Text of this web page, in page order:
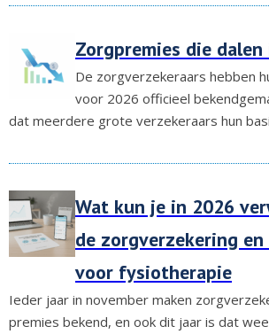
Zorgpremies die
De zorgverzekeraars hebben
voor 2026 officieel
dat meerdere grote verzekeraars hun
Wat kun je in 2026
de zorgverzekering
voor fysiotherapie
Ieder jaar in november maken
premies bekend, en ook dit jaar is dat